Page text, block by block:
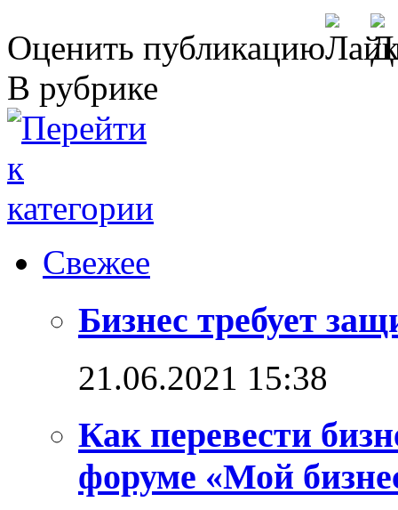
Оценить публикацию
В рубрике
Свежее
Бизнес требует
21.06.2021 15:38
Как перевести
форуме «Мой